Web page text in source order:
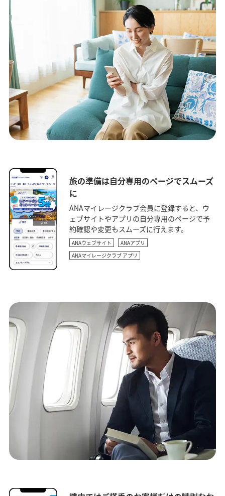
旅の準備は自分専用のページでスムーズ
に
ANAマイレージクラブ会員に登録すると、ウ
ェブサイトやアプリの自分専用のページで予
約確認や変更もスムーズに行えます。
ANAウェブサイト
ANAアプリ
ANAマイレージクラブ アプリ